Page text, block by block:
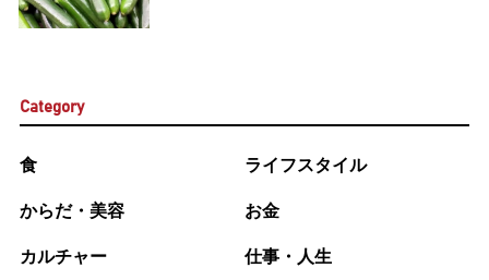
Category
食 ライフスタイル
からだ・美容 お金
カルチャー 仕事・人生